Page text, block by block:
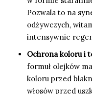
Pozwala to na
odżywczych,
intensywnie
Ochrona koloru i
formuł olejków
koloru przed
włosów przed